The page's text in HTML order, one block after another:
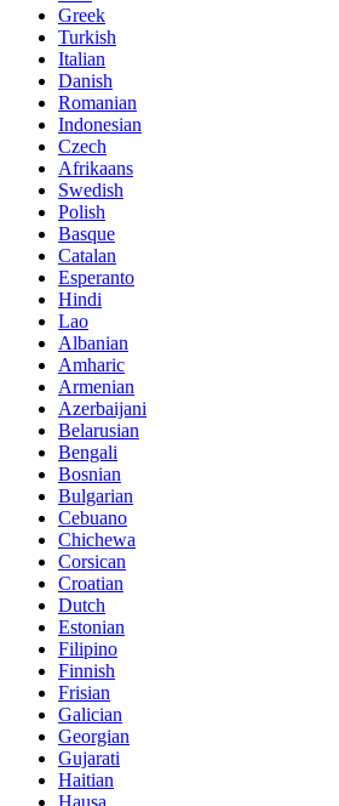
Greek
Turkish
Italian
Danish
Romanian
Indonesian
Czech
Afrikaans
Swedish
Polish
Basque
Catalan
Esperanto
Hindi
Lao
Albanian
Amharic
Armenian
Azerbaijani
Belarusian
Bengali
Bosnian
Bulgarian
Cebuano
Chichewa
Corsican
Croatian
Dutch
Estonian
Filipino
Finnish
Frisian
Galician
Georgian
Gujarati
Haitian
Hausa